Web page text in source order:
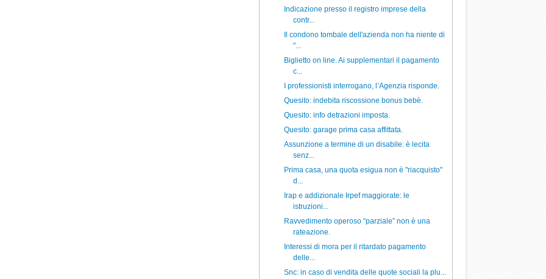
Indicazione presso il registro imprese della
contr...
Il condono tombale dell'azienda non ha niente di
"...
Biglietto on line. Ai supplementari il pagamento
c...
I professionisti interrogano, l’Agenzia risponde.
Quesito: indebita riscossione bonus bebè.
Quesito: info detrazioni imposta.
Quesito: garage prima casa affittata.
Assunzione a termine di un disabile: è lecita
senz...
Prima casa, una quota esigua non è "riacquisto"
d...
Irap e addizionale Irpef maggiorate: le
istruzioni...
Ravvedimento operoso “parziale” non è una
rateazione.
Interessi di mora per il ritardato pagamento
delle...
Snc: in caso di vendita delle quote sociali la plu...